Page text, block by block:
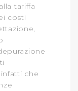
in cui
partner. Tali
dati web,
le
che l’Utente
suo utilizzo dei
tariffa
costi
che